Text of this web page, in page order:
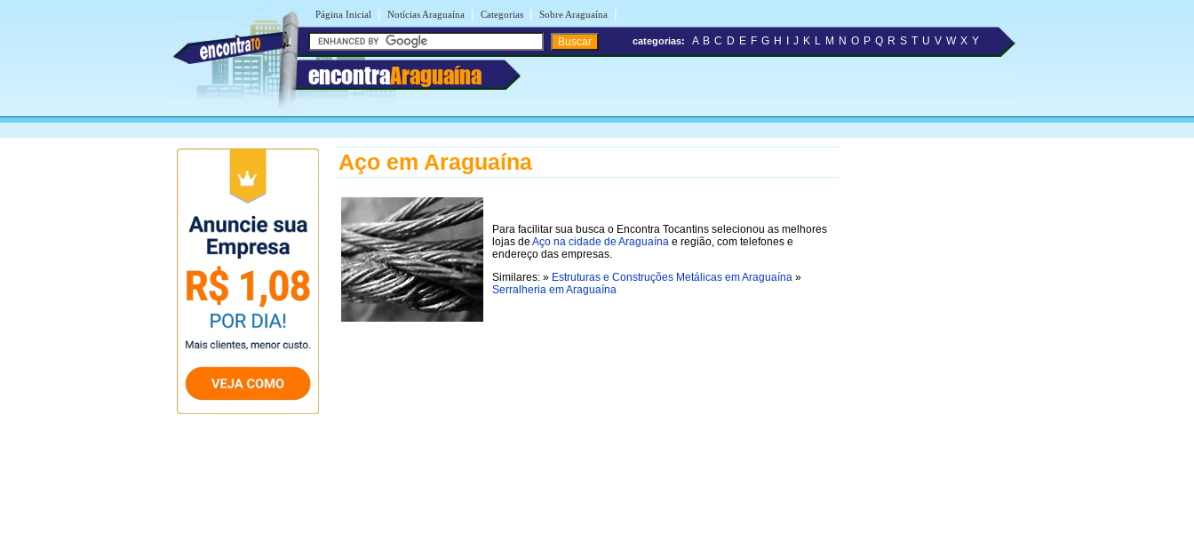
Página Inicial | Notícias Araguaína | Categorias | Sobre Araguaína |
encontraAraguaína
categorias: A B C D E F G H J K L M N O P Q R S T U V W X Y
Aço em Araguaína
Para facilitar sua busca o Encontra Tocantins selecionou as melhores
lojas de Aço na cidade de Araguaína e região, com telefones e
endereço das empresas.
Similares: » Estruturas e Construções Metálicas em Araguaína »
Serralheria em Araguaína